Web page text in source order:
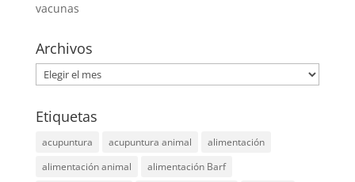
vacunas
Archivos
Archivos
Etiquetas
acupuntura acupuntura animal
alimentación
alimentación animal
alimentación Barf